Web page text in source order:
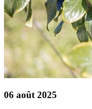
06 août 2025